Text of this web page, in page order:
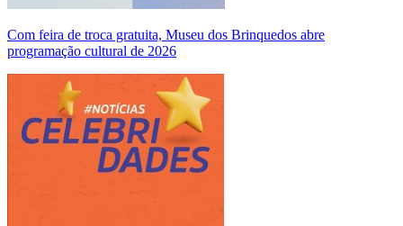
Com feira de troca gratuita, Museu dos Brinquedos abre
programação cultural de 2026